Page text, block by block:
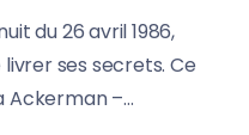
du 26 avril 1986,
ses secrets. Ce
Ackerman –...